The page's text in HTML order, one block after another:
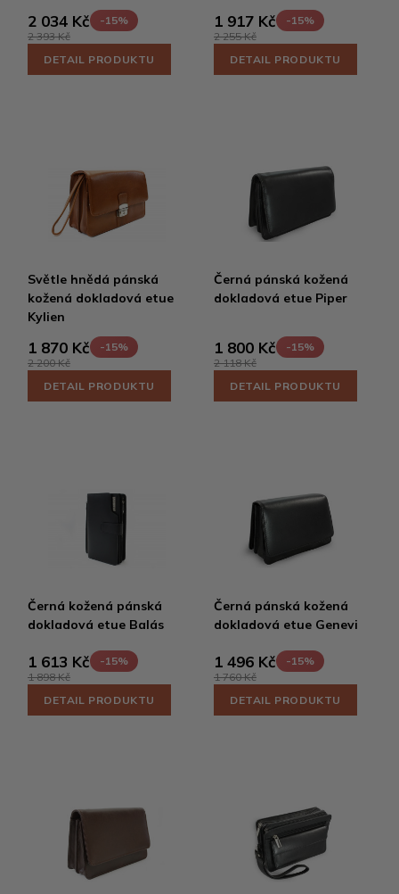
2 034 Kč
-15%
2 393 Kč
DETAIL PRODUKTU
1 917 Kč
-15%
2 255 Kč
DETAIL PRODUKTU
Světle hnědá pánská
kožená dokladová etue
Kylien
1 870 Kč
-15%
2 200 Kč
DETAIL PRODUKTU
Černá pánská kožená
dokladová etue Piper
1 800 Kč
-15%
2 118 Kč
DETAIL PRODUKTU
Černá kožená pánská
dokladová etue Balás
1 613 Kč
-15%
1 898 Kč
DETAIL PRODUKTU
Černá pánská kožená
dokladová etue Genevi
1 496 Kč
-15%
1 760 Kč
DETAIL PRODUKTU